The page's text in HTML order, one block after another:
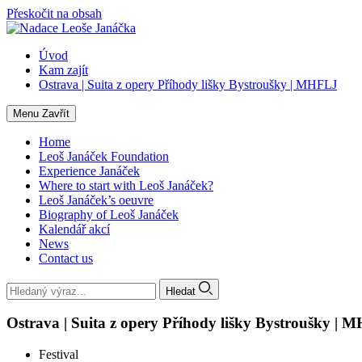
Přeskočit na obsah
Úvod
Kam zajít
Ostrava | Suita z opery Příhody lišky Bystroušky | MHFLJ
Menu Zavřít
Home
Leoš Janáček Foundation
Experience Janáček
Where to start with Leoš Janáček?
Leoš Janáček’s oeuvre
Biography of Leoš Janáček
Kalendář akcí
News
Contact us
Hledat
Ostrava | Suita z opery Příhody lišky Bystroušky |
Festival